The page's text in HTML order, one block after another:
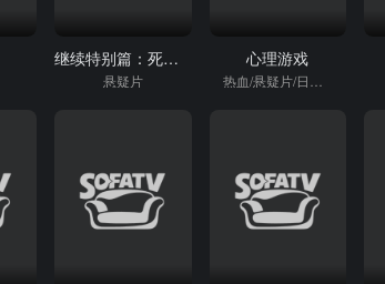
继续特别篇：死亡约定的诅咒树
悬疑片
心理游戏